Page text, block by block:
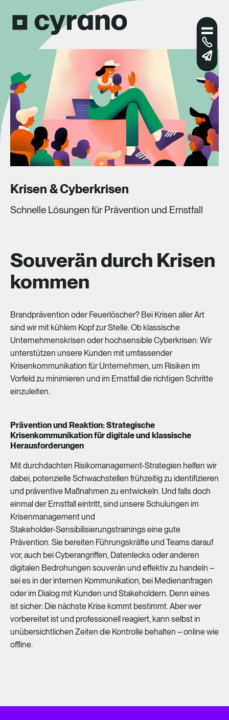
Krisen & Cyberkrisen
Schnelle Lösungen für Prävention und Ernstfall
Souverän durch Krisen
kommen
Brandprävention oder Feuerlöscher? Bei Krisen allerArt
sind wir mit kühlem KopfzurStelle. Ob klassische
Unternehmenskrisen oder hochsensibleCyberkrisen:Wir
unterstützen unsere Kunden mitumfassender
Krisenkommunikation für Unternehmen, um Risiken im
Vorfeld zu minimieren und im Ernstfalldie richtigen Schritte
einzuleiten.
Prävention und Reaktion: Strategische
Krisenkommunikation für digitale und klassische
Herausforderungen
Mitdurchdachten Risikomanagement-Strategien helfen wir
dabei, potenzielleSchwachstellen frühzeitig zu identifizieren
und präventive Maßnahmen zu entwickeln. Und fallsdoch
einmalder Ernstfalleintritt, sind unsereSchulungen im
Krisenmanagementund
Stakeholder-Sensibilisierungstrainingseinegute
Prävention. Sie bereiten Führungskräfteund Teamsdarauf
vor, auch beiCyberangriffen, Datenlecksoderanderen
digitalen Bedrohungen souverän und effektivzu handeln –
seiesin derinternen Kommunikation, bei Medienanfragen
oderim Dialog mit Kunden und Stakeholdern. Denn eines
istsicher: Die nächste Krise kommt bestimmt. Aberwer
vorbereitetistund professionell reagiert, kann selbstin
unübersichtlichen Zeiten die Kontrolle behalten –onlinewie
offline.